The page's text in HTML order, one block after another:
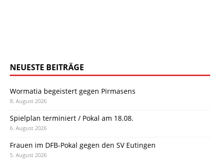
NEUESTE BEITRÄGE
Wormatia begeistert gegen Pirmasens
8. August 2026
Spielplan terminiert / Pokal am 18.08.
6. August 2026
Frauen im DFB-Pokal gegen den SV Eutingen
5. August 2026